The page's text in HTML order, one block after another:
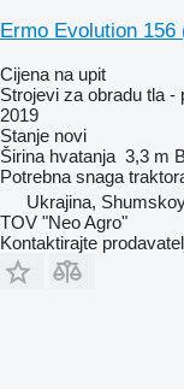
Ermo Evolution
Cijena na upit
Strojevi za obradu tla -
2019
Stanje novi
Širina hvatanja 3,3 m
Potrebna snaga
Ukrajina,
TOV "Neo Agro"
Kontaktirajte